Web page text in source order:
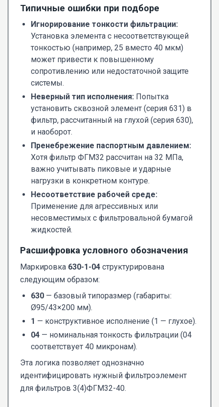
Типичные ошибки при подборе
Игнорирование тонкости фильтрации:
Установка элемента с несоответствующей
тонкостью (например, 25 вместо 40 мкм)
может привести к повышенному
сопротивлению или недостаточной защите
системы.
Неверный тип исполнения: Попытка
установить сквозной элемент (серия 631) в
фильтр, рассчитанный на глухой (серия 630),
и наоборот.
Пренебрежение паспортным давлением:
Хотя фильтр ФГМ32 рассчитан на 32 МПа,
важно учитывать пиковые и ударные
нагрузки в конкретном контуре.
Несоответствие рабочей среде:
Применение для агрессивных или
несовместимых с фильтровальной бумагой
жидкостей.
Расшифровка условного обозначения
Маркировка 630-1-04 структурирована
следующим образом:
630 — базовый типоразмер (габариты:
Ø95/43×200 мм).
1 — конструктивное исполнение (1 — глухое).
04 — номинальная тонкость фильтрации (04
соответствует 40 микронам).
Эта логика позволяет однозначно
идентифицировать нужный фильтроэлемент
для фильтров 3(4)ФГМ32-40.